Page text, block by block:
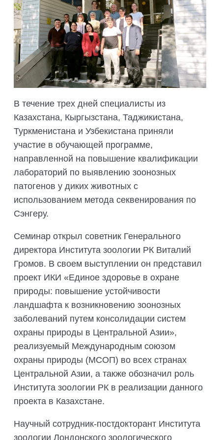
ОБОСНОВАНИЙ
ОРГАНИЗАЦИЯ ТРЕНИНГОВ И
СЕМИНАРОВ, ПОЛЕВЫХ ЭКСКУРСИЙ
ОРГАНИЗАЦИЯ ПОЛЕВЫХ ПРАКТИК,
СТАЖИРОВОК
СОВМЕСТНО С НАУЧНЫМ
ОБЩЕСТВОМ ТЕТИС
СЕЛЕВИНИЯ
SAIGA NEWS
В течение трех дней специалисты из
Казахстана, Кыргызстана, Таджикистана,
Туркменистана и Узбекистана приняли
участие в обучающей программе,
направленной на повышение квалификации
лабораторий по выявлению зоонозных
патогенов у диких животных с
использованием метода секвенирования по
Сэнгеру.
Семинар открыл советник Генерального
директора Института зоологии РК Виталий
Громов. В своем выступлении он представил
проект ИКИ «Единое здоровье в охране
природы: повышение устойчивости
ландшафта к возникновению зоонозных
заболеваний путем консолидации систем
охраны природы в Центральной Азии»,
реализуемый Международным союзом
охраны природы (МСОП) во всех странах
Центральной Азии, а также обозначил роль
Института зоологии РК в реализации данного
проекта в Казахстане.
Научный сотрудник-постдокторант Института
зоологии Лондонского зоологического